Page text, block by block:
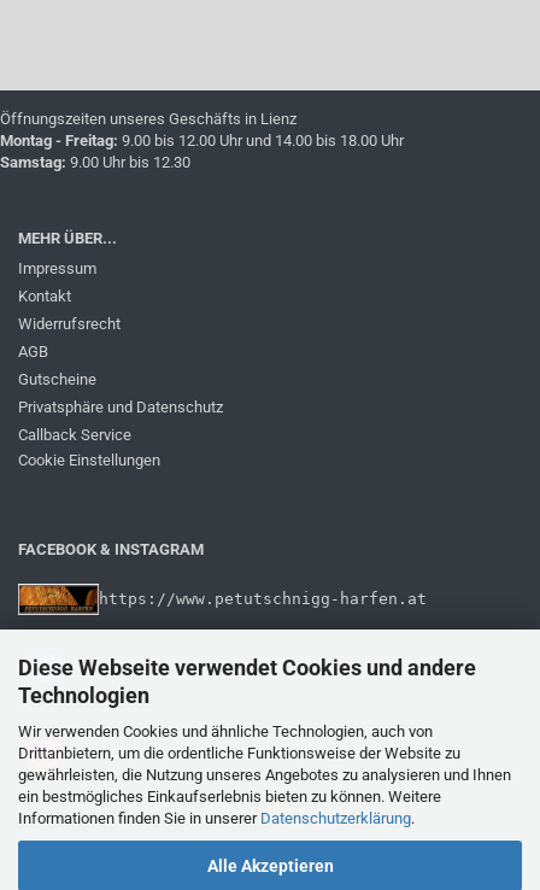
Diese Webseite verwendet Cookies und andere
Technologien
Wir verwenden Cookies und ähnliche Technologien, auch von
Drittanbietern, um die ordentliche Funktionsweise der Website zu
gewährleisten, die Nutzung unseres Angebotes zu analysieren und Ihnen
ein bestmögliches Einkaufserlebnis bieten zu können. Weitere
Informationen finden Sie in unserer Datenschutzerklärung.
Alle Akzeptieren
Öffnungszeiten unseres Geschäfts in Lienz
Montag - Freitag: 9.00 bis 12.00 Uhr und 14.00 bis 18.00 Uhr
Samstag: 9.00 Uhr bis 12.30
MEHR ÜBER...
Impressum
Kontakt
Widerrufsrecht
AGB
Gutscheine
Privatsphäre und Datenschutz
Callback Service
Cookie Einstellungen
FACEBOOK & INSTAGRAM
https://www.petutschnigg-harfen.at
www.instagram.com/musikhaus_petutschnigg/